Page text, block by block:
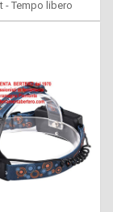
- Tempo libero